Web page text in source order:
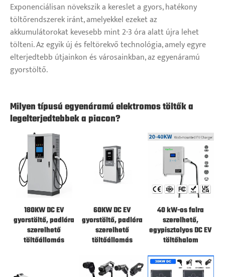
Exponenciálisan növekszik a kereslet a gyors, hatékony
töltőrendszerek iránt, amelyekkel ezeket az
akkumulátorokat kevesebb mint 2-3 óra alatt újra lehet
tölteni. Az egyik új és feltörekvő technológia, amely egyre
elterjedtebb útjainkon és városainkban, az egyenáramú
gyorstöltő.
Milyen típusú egyenáramú elektromos töltők a
legelterjedtebbek a piacon?
180KW DC EV
gyorstöltő, padlóra
szerelhető
töltőállomás
60KW DC EV
gyorstöltő, padlóra
szerelhető
töltőállomás
40 kW-os falra
szerelhető,
egypisztolyos DC EV
töltőhalom